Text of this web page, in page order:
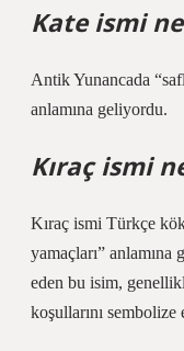
Kate ismi
Antik Yunancada
anlamına geliyordu.
Kıraç ismi
Kıraç ismi Türkçe
yamaçları”
eden bu isim,
koşullarını sembolize